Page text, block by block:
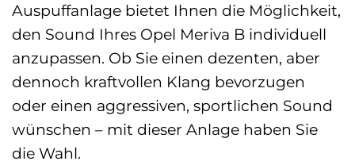
Auspuffanlage bietet Ihnen die Möglichkeit,
den Sound Ihres Opel Meriva B individuell
anzupassen. Ob Sie einen dezenten, aber
dennoch kraftvollen Klang bevorzugen
oder einen aggressiven, sportlichen Sound
wünschen – mit dieser Anlage haben Sie
die Wahl.